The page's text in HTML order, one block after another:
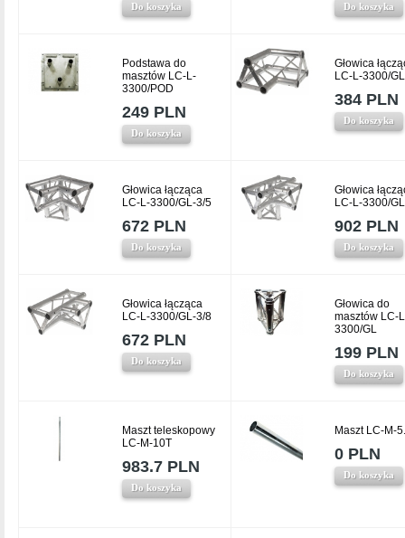
Do koszyka Do koszyka
Podstawa do
masztów LC-L-
3300/POD
249 PLN
Do koszyka
Głowica
LC-L-3300/
384 PLN
Do koszyka
Głowica łącząca
LC-L-3300/GL-3/5
672 PLN
Do koszyka
Głowica
LC-L-3300/
902 PLN
Do koszyka
Głowica łącząca
LC-L-3300/GL-3/8
672 PLN
Do koszyka
Głowica do
masztów LC-
3300/GL
199 PLN
Do koszyka
Maszt teleskopowy
LC-M-10T
983.7 PLN
Do koszyka
Maszt LC-M-
0 PLN
Do koszyka